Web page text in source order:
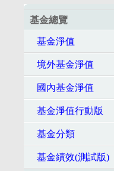
基金總覽
基金淨值
境外基金淨值
國內基金淨值
基金淨值行動版
基金分類
基金績效(測試版)